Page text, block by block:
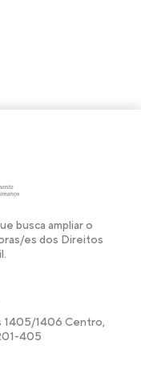
busca ampliar o
es dos Direitos
1405/1406 Centro,
405